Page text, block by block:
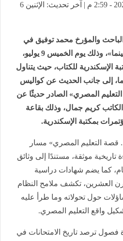
نشر في: الإثنين 6 يوليه 2026 - 2:59 م | آخر تحديث: الإثنين 6
والمؤرخ محمد توفيق في
ندوة بعنوان «التعليم والسينما»، وذلك يوم الخميس 9 يوليو،
للكتاب، حيث يتناول
إلى جانب الحديث عن كواليس
المصري» الصادر حديثًا عن
الكاتب كريم جمال، وذلك بقاعة
بمكتبة الإسكندرية.
قصة التعليم المصري» مسار
موثقة، مستندًا إلى وثائق
كما يضم شهادات دراسية
العشرين، تكشف ملامح النظام
حول تحولاته وما طرأ عليه
واقع التعليم المصري.
ترصد تاريخ الامتحانات في